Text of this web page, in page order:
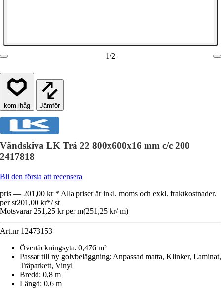
1/2
Jämför
Vändskiva LK Trä 22 800x600x16 mm c/c 200
2417818
Bli den första att recensera
pris — 201,00 kr * Alla priser är inkl. moms och exkl. fraktkostnader.
per st201,00 kr*/ st
Motsvarar 251,25 kr per m(251,25 kr/ m)
Art.nr 12473153
Övertäckningsyta: 0,476 m²
Passar till ny golvbeläggning: Anpassad matta, Klinker, Laminat,
Träparkett, Vinyl
Bredd: 0,8 m
Längd: 0,6 m